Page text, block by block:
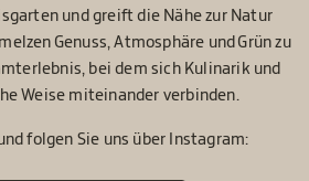
und greift die Nähe zur Natur
Genuss, Atmosphäre und Grün zu
bei dem sich Kulinarik und
Weise miteinander verbinden.
folgen Sie uns über Instagram: